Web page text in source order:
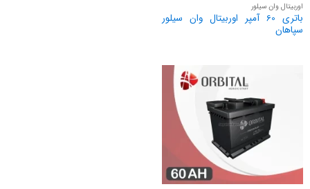
اوربیتال وان سیلور
باتری 60 آمپر اوربیتال وان سیلور
سپاهان